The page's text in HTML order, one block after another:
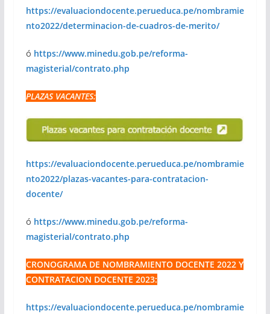
https://evaluaciondocente.perueduca.pe/nombramie
nto2022/determinacion-de-cuadros-de-merito/
ó https://www.minedu.gob.pe/reforma-
magisterial/contrato.php
PLAZAS VACANTES:
https://evaluaciondocente.perueduca.pe/nombramie
nto2022/plazas-vacantes-para-contratacion-
docente/
ó https://www.minedu.gob.pe/reforma-
magisterial/contrato.php
CRONOGRAMA DE NOMBRAMIENTO DOCENTE 2022 Y
CONTRATACION DOCENTE 2023:
https://evaluaciondocente.perueduca.pe/nombramie